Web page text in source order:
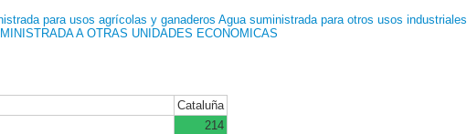
para usos agrícolas y ganaderos Agua suministrada para otros usos industriales
A OTRAS UNIDADES ECONOMICAS
Cataluña
214